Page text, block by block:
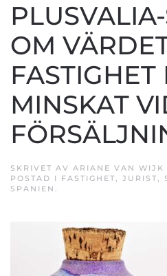
OM
FASTIGHET
MINSKAT
SKRIVET AV ARIANE VAN WIJK
POSTAD I FASTIGHET, JURIST,
SPANIEN .